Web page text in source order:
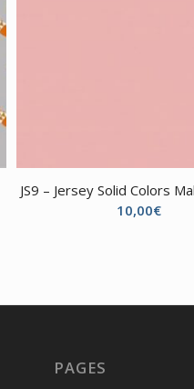
JS9 – Jersey Solid Colors
10,00€
PAGES